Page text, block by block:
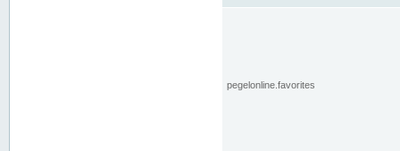
pegelonline.favorites